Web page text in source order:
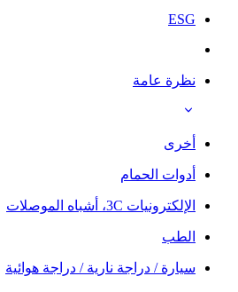
ESG
نظرة عامة
أخرى
أدوات الحمام
الإلكترونيات 3C، أشباه الموصلات
الطب
سيارة / دراجة نارية / دراجة هوائية